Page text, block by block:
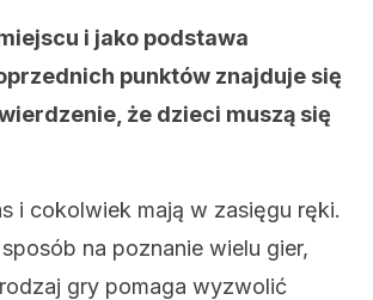
i jako podstawa
punktów znajduje się
że dzieci muszą się
i cokolwiek mają w zasięgu ręki.
na poznanie wielu gier,
gry pomaga wyzwolić